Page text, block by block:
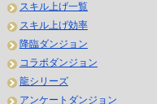
スキル上げ一覧
スキル上げ効率
降臨ダンジョン
コラボダンジョン
龍シリーズ
アンケートダンジョン